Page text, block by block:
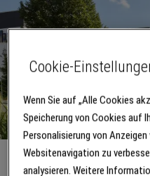
Cookie-
Wenn Sie auf „Alle Cookies
Speicherung von Cookies auf
Personalisierung von
Websitenavigation zu
analysieren. Weitere